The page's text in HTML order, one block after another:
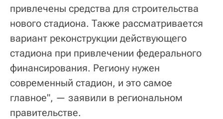
привлечены средства для строительства
нового стадиона. Также рассматривается
вариант реконструкции действующего
стадиона при привлечении федерального
финансирования. Региону нужен
современный стадион, и это самое
главное", — заявили в региональном
правительстве.